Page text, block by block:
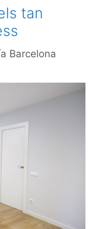
tan
Barcelona